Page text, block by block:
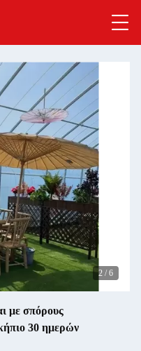
2 / 6
με σπόρους
30 ημερών